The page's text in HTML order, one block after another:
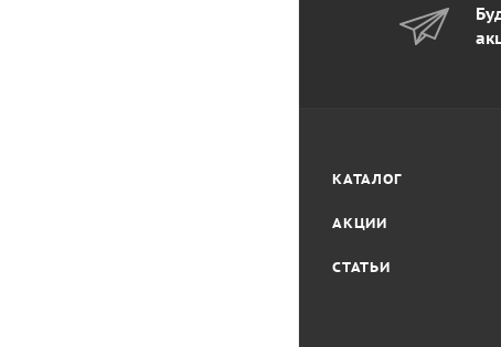
КАТАЛОГ
АКЦИИ
СТАТЬИ